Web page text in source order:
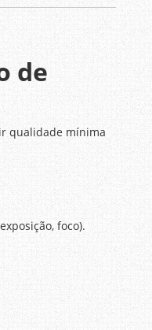
de
qualidade mínima
foco).